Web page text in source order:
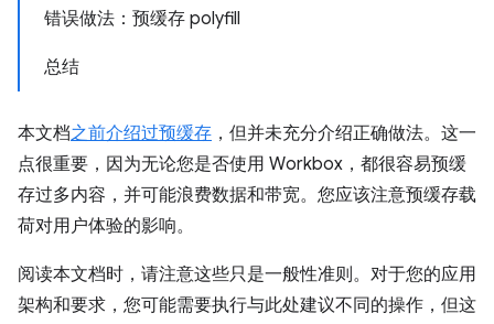
错误做法：预缓存 polyfill
总结
本文档之前介绍过预缓存 ，但并未充分介绍正确做法。这一
点很重要，因为无论您是否使用 Workbox，都很容易预缓
存过多内容，并可能浪费数据和带宽。您应该注意预缓存载
荷对用户体验的影响。
阅读本文档时，请注意这些只是一般性准则。对于您的应用
架构和要求，您可能需要执行与此处建议不同的操作，但这